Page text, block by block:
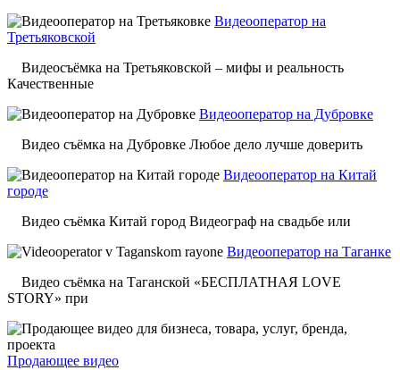
Видеооператор на
Третьяковской
Видеосъёмка на Третьяковской – мифы и реальность
Качественные
Видеооператор на Дубровке
Видео съёмка на Дубровке Любое дело лучше доверить
Видеооператор на Китай
городе
Видео съёмка Китай город Видеограф на свадьбе или
Видеооператор на Таганке
Видео съёмка на Таганской «БЕСПЛАТНАЯ LOVE
STORY» при
Продающее видео